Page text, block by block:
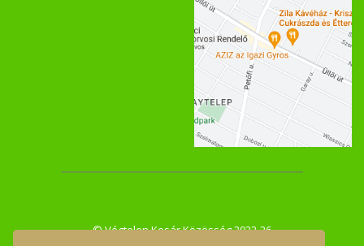
© Végtelen Kosár Közösség 2022-26